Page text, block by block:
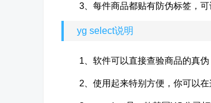
3、每件商品都贴有防伪标签，可
yg select说明
1、软件可以直接查验商品的真
2、使用起来特别方便，你可以